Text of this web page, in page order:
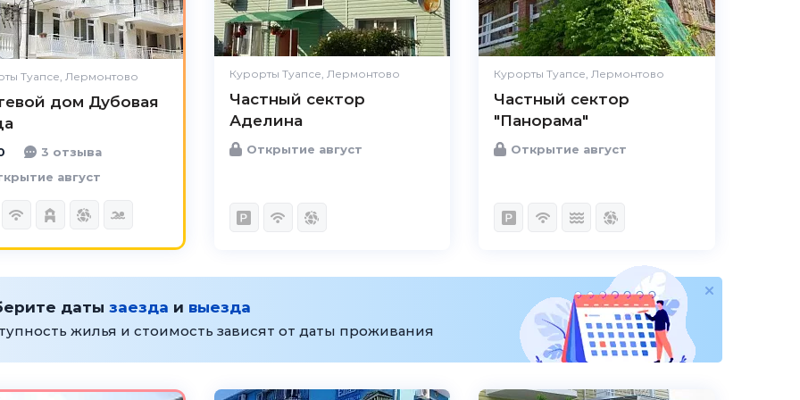
Туапсе, Лермонтово
дом Дубовая
Удобства Великолепно
Цена /
Великолепно
Персонал Великолепно
3 отзыва
август
Курорты Туапсе, Лермонтово
Частный сектор
Аделина
Открытие август
Курорты Туапсе, Лермонтово
Частный сектор
"Панорама"
Открытие август
даты заезда и выезда
жилья и стоимость зависят от даты проживания